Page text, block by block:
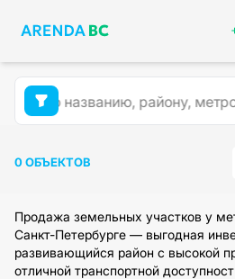
0 ОБЪЕКТОВ
Продажа земельных участков у
Санкт-Петербурге — выгодная
развивающийся район с высокой
отличной транспортной